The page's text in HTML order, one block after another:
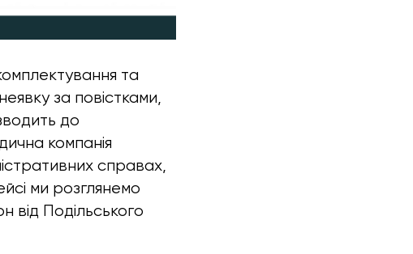
та
за повістками,
до
компанія
справах,
ми розглянемо
від Подільського